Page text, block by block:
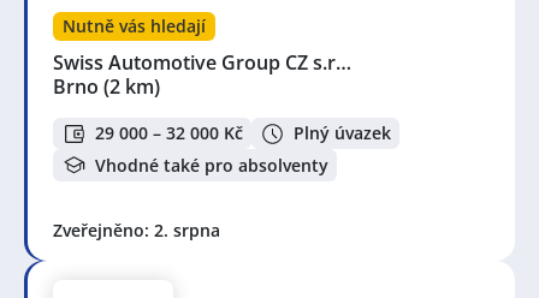
Nutně vás hledají
Swiss Automotive Group CZ s.r…
Brno (2 km)
29 000 – 32 000 Kč
Plný úvazek
Vhodné také pro absolventy
Zveřejněno: 2. srpna